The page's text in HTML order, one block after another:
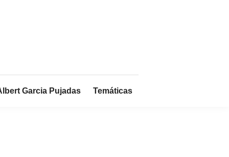
Garcia Pujadas Temáticas